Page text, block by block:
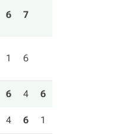
6 7
1 6
6 4 6
4 6 1